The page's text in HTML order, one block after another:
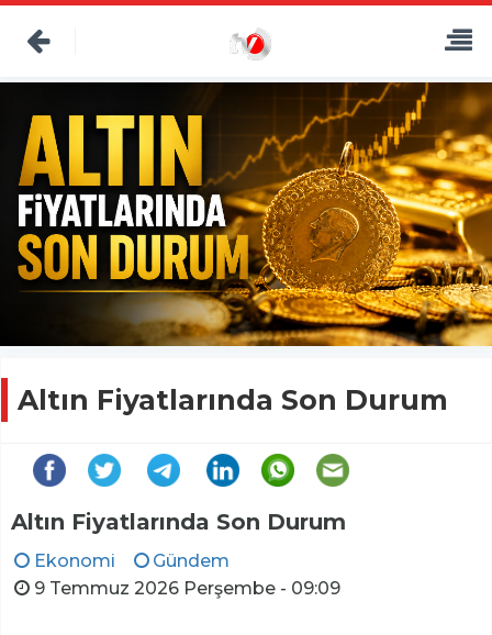
Altın Fiyatlarında Son Durum
Altın Fiyatlarında Son Durum
Ekonomi
Gündem
9 Temmuz 2026 Perşembe - 09:09